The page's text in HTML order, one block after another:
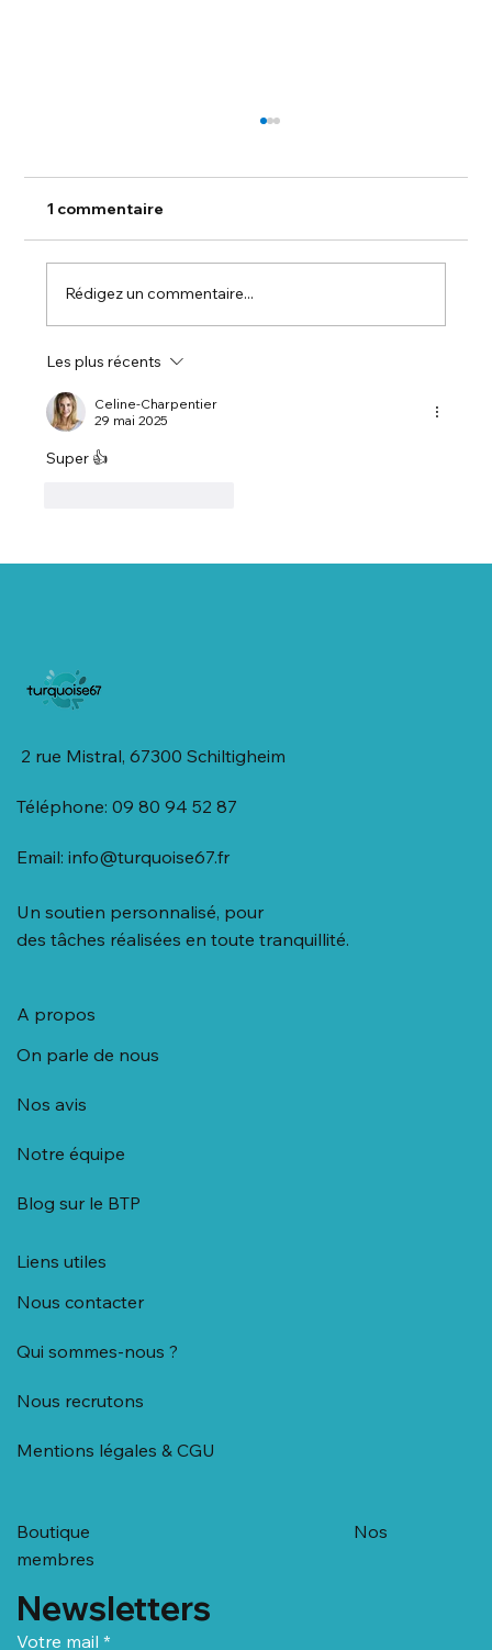
l’Habitat et des Technologies / Salon
Habitat Alsace
1 commentaire
Rédigez un commentaire...
Les plus récents
Celine-Charpentier
29 mai 2025
Super 👍
2 rue Mistral, 67300 Schiltigheim
Téléphone: 09 80 94 52 87
Email:info@turquoise67.fr
Un soutien personnalisé, pour
des tâches réalisées en toute tranquillité.
A propos
On parle de nous
Nos avis
Notre équipe
Blog sur le BTP
Liens utiles
Nous contacter
Qui sommes-nous ?
Nous recrutons
Mentions légales & CGU
Boutique
Nos
membres
Votre mail *
Newsletters